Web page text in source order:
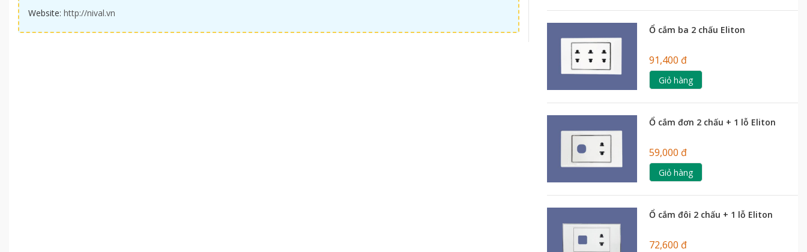
Website: http://nival.vn
Ổ cắm ba 2 chấu Eliton
91,400 đ
Giỏ hàng
Ổ cắm đơn 2 chấu + 1 lỗ Eliton
59,000 đ
Giỏ hàng
Ổ cắm đôi 2 chấu + 1 lỗ Eliton
72,600 đ